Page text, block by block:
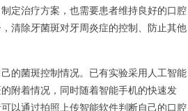
定治疗方案，也需要患者维持良好的口腔
清除牙菌斑对牙周炎症的控制、防止其他
的菌斑控制情况。已有实验采用人工智能
附着情况，同时随着智能手机的快速发
以通过拍照上传智能软件判断自己的口腔